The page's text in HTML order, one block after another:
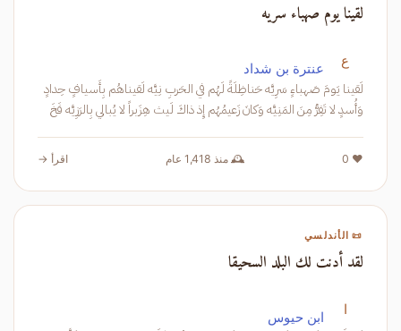
لقينا يوم صهباء سريه
ع عنترة بن شداد
لَقينا يَومَ صَهباءٍ سَرِيَّه حَناظِلَةً لَهُم في الحَربِ نِيَّه لَقيناهُم بِأَسيافٍ حِدادٍ
وَأُسدٍ لا تَفِرُّ مِنَ المَنِيَّه وَكانَ زَعيمُهُم إِذ ذاكَ لَيث هِزَبراً لا يُبالي بِالرَزِيَّه فَخَ
❤️ 0 🕰️ منذ 1,418 عام اقرأ →
📜 الأندلسي
لقد أدنت لك البلد السحيقا
ا ابن حيوس